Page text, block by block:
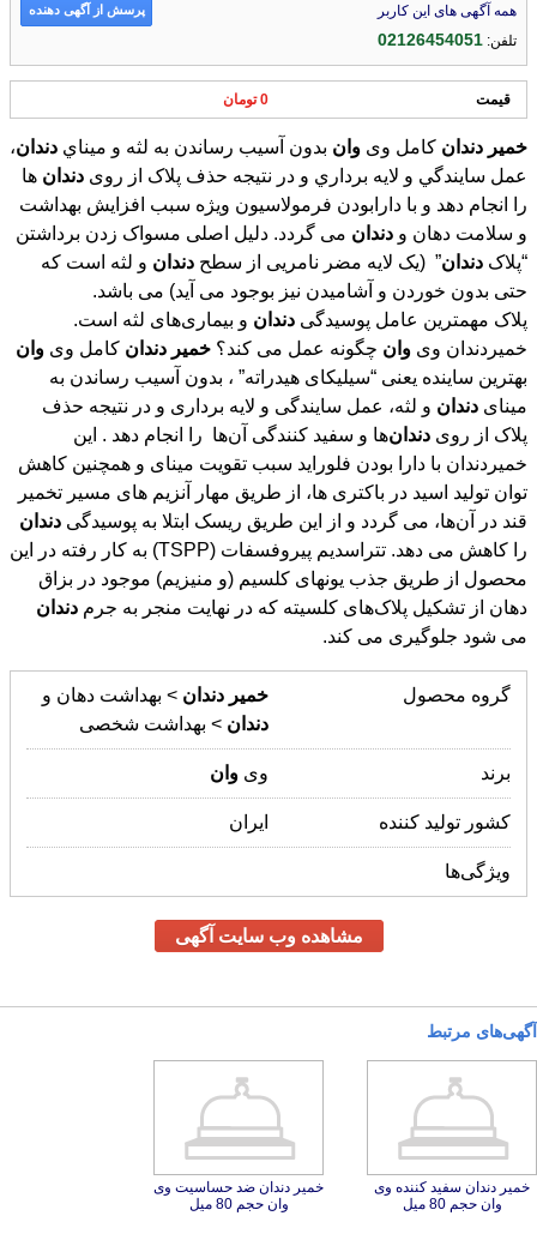
همه آگهی های این کاربر
تلفن:02126454051
پرسش از آگهی دهنده
قیمت 0 تومان
خمیر دندان کامل وی وان بدون آسيب رساندن به لثه و ميناي دندان،
عمل سايندگي و لايه برداري و در نتیجه حذف پلاک از روی دندان ها
را انجام دهد و با دارابودن فرمولاسیون ویژه سبب افزایش بهداشت
و سلامت دهان و دندان می گردد. دليل اصلی مسواک زدن برداشتن
“پلاک دندان” (يک لايه مضر نامریی از سطح دندان و لثه است كه
حتی بدون خوردن و آشاميدن نيز بوجود می آيد) می باشد.
پلاک مهمترين عامل پوسيدگی دندان و بيماری‌های لثه است.
خمیردندان وی وان چگونه عمل می کند؟ خمیر دندان کامل وی وان
بهترين ساينده یعنی “سيليكای هیدراته” ، بدون آسيب رساندن به
مينای دندان و لثه، عمل سايندگی و لايه برداری و در نتیجه حذف
پلاک از روی دندان‌ها و سفید کنندگی آن‌ها را انجام دهد . این
خمیردندان با دارا بودن فلوراید سبب تقویت مینای و همچنین کاهش
توان تولید اسید در باکتری ها، از طریق مهار آنزیم های مسیر تخمیر
قند در آن‌ها، می گردد و از این طریق ریسک ابتلا به پوسیدگی دندان
را کاهش می دهد. تتراسديم پيروفسفات (TSPP) به کار رفته در این
محصول از طریق جذب يونهای كلسيم (و منيزيم) موجود در بزاق
دهان از تشكيل پلاک‌های كلسيته كه در نهايت منجر به جرم دندان
می شود جلوگيری می كند.
گروه محصول خمیر دندان > بهداشت دهان و
دندان > بهداشت شخصی
برند وی وان
کشور تولید کننده ایران
ویژگی‌ها
مشاهده وب سایت آگهی
آگهی‌های مرتبط
خمیر دندان سفید کننده وی
وان حجم 80 میل
خمیر دندان ضد حساسیت وی
وان حجم 80 میل